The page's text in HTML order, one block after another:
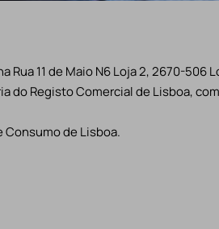
11 de Maio N6 Loja 2, 2670-506
do Registo Comercial de Lisboa,
de Lisboa.